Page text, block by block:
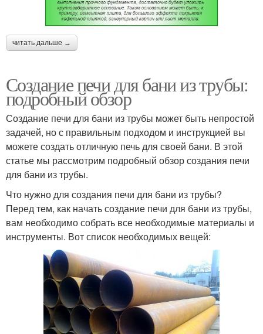
читать дальше →
Создание печи для бани из трубы:
подробный обзор
Создание печи для бани из трубы может быть непростой
задачей, но с правильным подходом и инструкцией вы
можете создать отличную печь для своей бани. В этой
статье мы рассмотрим подробный обзор создания печи
для бани из трубы.
Что нужно для создания печи для бани из трубы?
Перед тем, как начать создание печи для бани из трубы,
вам необходимо собрать все необходимые материалы и
инструменты. Вот список необходимых вещей: